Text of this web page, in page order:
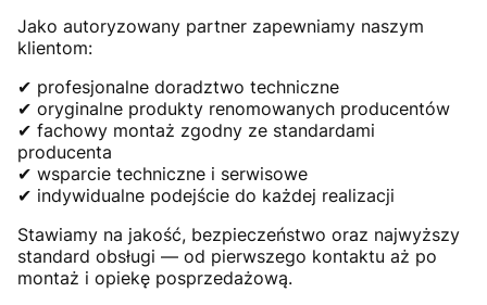
Jako autoryzowany partner zapewniamy naszym
klientom:
✔ profesjonalne doradztwo techniczne
✔ oryginalne produkty renomowanych producentów
✔ fachowy montaż zgodny ze standardami
producenta
✔ wsparcie techniczne i serwisowe
✔ indywidualne podejście do każdej realizacji
Stawiamy na jakość, bezpieczeństwo oraz najwyższy
standard obsługi — od pierwszego kontaktu aż po
montaż i opiekę posprzedażową.